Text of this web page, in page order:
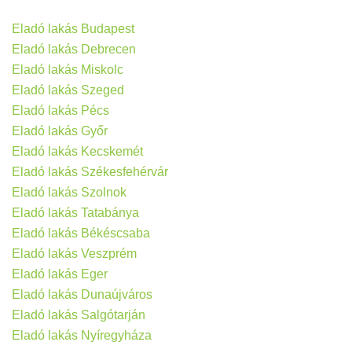
Eladó lakás Budapest
Eladó lakás Debrecen
Eladó lakás Miskolc
Eladó lakás Szeged
Eladó lakás Pécs
Eladó lakás Győr
Eladó lakás Kecskemét
Eladó lakás Székesfehérvár
Eladó lakás Szolnok
Eladó lakás Tatabánya
Eladó lakás Békéscsaba
Eladó lakás Veszprém
Eladó lakás Eger
Eladó lakás Dunaújváros
Eladó lakás Salgótarján
Eladó lakás Nyíregyháza